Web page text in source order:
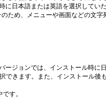
に日本語または英語を選択してい
ため、メニューや画面などの文字
ージョンでは、インストール時に
できます。また、インストール後
す。